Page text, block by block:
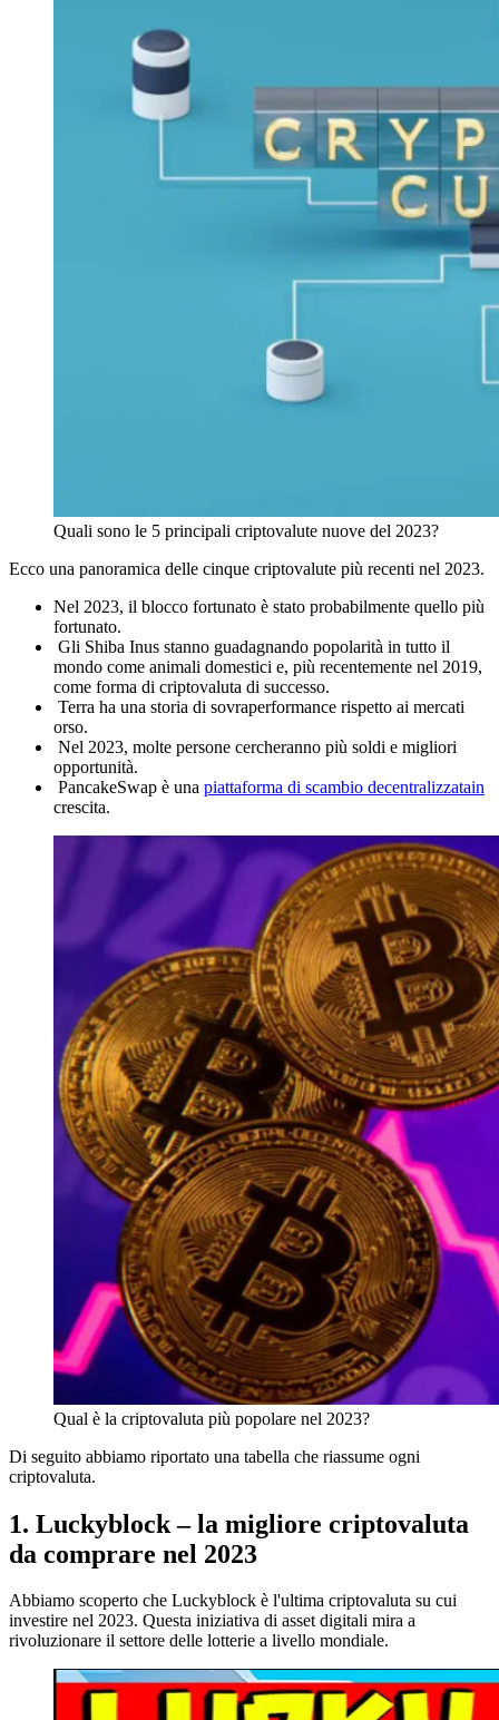
Quali sono le 5 principali criptovalute nuove del 2023?
Ecco una panoramica delle cinque criptovalute più recenti nel 2023.
Nel 2023, il blocco fortunato è stato probabilmente quello più
fortunato.
Gli Shiba Inus stanno guadagnando popolarità in tutto il
mondo come animali domestici e, più recentemente nel 2019,
come forma di criptovaluta di successo.
Terra ha una storia di sovraperformance rispetto ai mercati
orso.
Nel 2023, molte persone cercheranno più soldi e migliori
opportunità.
PancakeSwap è una piattaforma di scambio decentralizzatain
crescita.
Qual è la criptovaluta più popolare nel 2023?
Di seguito abbiamo riportato una tabella che riassume ogni
criptovaluta.
1. Luckyblock – la migliore criptovaluta
da comprare nel 2023
Abbiamo scoperto che Luckyblock è l'ultima criptovaluta su cui
investire nel 2023. Questa iniziativa di asset digitali mira a
rivoluzionare il settore delle lotterie a livello mondiale.